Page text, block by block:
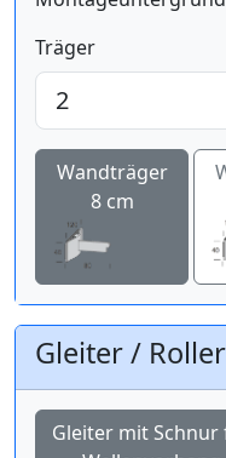
Träger
Wandträger
8 cm
Gleiter / Roller
Gleiter mit Schnur